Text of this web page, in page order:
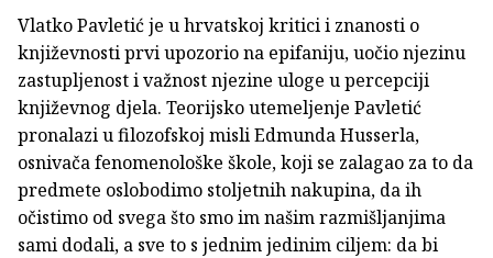
Vlatko Pavletić je u hrvatskoj kritici i znanosti o
književnosti prvi upozorio na epifaniju, uočio njezinu
zastupljenost i važnost njezine uloge u percepciji
književnog djela. Teorijsko utemeljenje Pavletić
pronalazi u filozofskoj misli Edmunda Husserla,
osnivača fenomenološke škole, koji se zalagao za to da
predmete oslobodimo stoljetnih nakupina, da ih
očistimo od svega što smo im našim razmišljanjima
sami dodali, a sve to s jednim jedinim ciljem: da bi